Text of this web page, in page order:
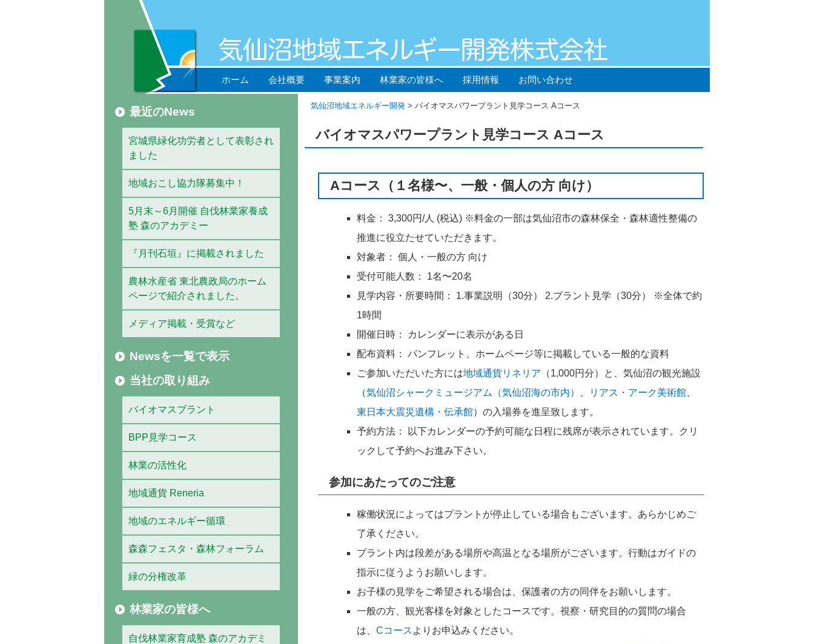
ホーム 会社概要 事業案内 林業家の皆様へ 採用情報 お問い合わせ
気仙沼地域エネルギー開発 > バイオマスパワープラント見学コース Aコース
バイオマスパワープラント見学コース Aコース
Aコース（１名様〜、一般・個人の方 向け）
料金： 3,300円/人 (税込) ※料金の一部は気仙沼市の森林保全・森林適性整備の
推進に役立たせていただきます。
対象者： 個人・一般の方 向け
受付可能人数： 1名〜20名
見学内容・所要時間： 1.事業説明（30分） 2.プラント見学（30分） ※全体で約
1時間
開催日時： カレンダーに表示がある日
配布資料： パンフレット、ホームページ等に掲載している一般的な資料
ご参加いただいた方には地域通貨リネリア （1,000円分）と、気仙沼の観光施設
（気仙沼シャークミュージアム（気仙沼海の市内） リアス・アーク美術館
東日本大震災遺構・伝承館）の入場券を進呈致します。
予約方法： 以下カレンダーの予約可能な日程に残席が表示されています。クリ
ックして予約へお進み下さい。
参加にあたってのご注意
稼働状況によってはプラントが停止している場合もございます。あらかじめご
了承ください。
プラント内は段差がある場所や高温となる場所がございます。行動はガイドの
指示に従うようお願いします。
お子様の見学をご希望される場合は、保護者の方の同伴をお願いします。
一般の方、観光客様を対象としたコースです。視察・研究目的の質問の場合
は、 Cコース よりお申込みください。
最近のNews
宮城県緑化功労者として表彰され
ました
地域おこし協力隊募集中！
5月末～6月開催 自伐林業家養成
塾 森のアカデミー
『月刊石垣』に掲載されました
農林水産省 東北農政局のホーム
ページで紹介されました。
メディア掲載・受賞など
Newsを一覧で表示
当社の取り組み
バイオマスプラント
BPP見学コース
林業の活性化
地域通貨 Reneria
地域のエネルギー循環
森森フェスタ・森林フォーラム
緑の分権改革
林業家の皆様へ
自伐林業家育成塾 森のアカデミ